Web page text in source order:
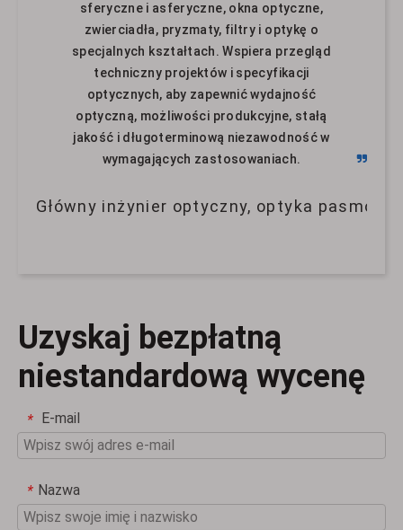
sferyczne i asferyczne, okna optyczne,
zwierciadła, pryzmaty, filtry i optykę o
specjalnych kształtach. Wspiera przegląd
techniczny projektów i specyfikacji
optycznych, aby zapewnić wydajność
optyczną, możliwości produkcyjne, stałą
jakość i długoterminową niezawodność w
wymagających zastosowaniach.
Główny inżynier optyczny, optyka pasmowa
Uzyskaj bezpłatną
niestandardową wycenę
* E-mail
* Nazwa